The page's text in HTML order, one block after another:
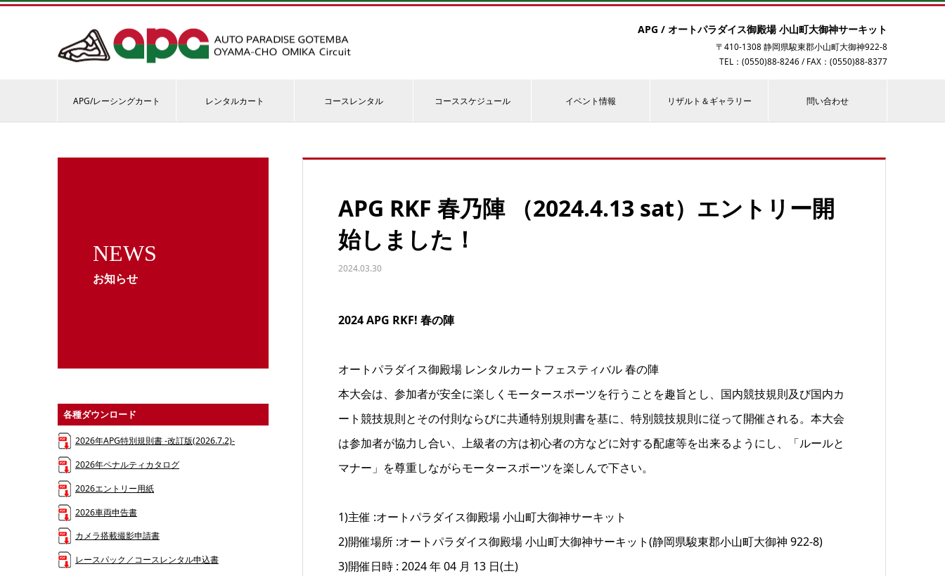
APG / オートパラダイス御殿場 小山町大御神サーキット
〒410-1308 静岡県駿東郡小山町大御神922-8
TEL：(0550)88-8246 / FAX：(0550)88-8377
APG/レーシングカート レンタルカート コースレンタル コーススケジュール イベント情報 リザルト＆ギャラリー 問い合わせ
NEWS
お知らせ
APG RKF 春乃陣 （2024.4.13 sat）エントリー開
始しました！
2024.03.30
2024 APG RKF! 春の陣
オートパラダイス御殿場 レンタルカートフェスティバル 春の陣
本大会は、参加者が安全に楽しくモータースポーツを行うことを趣旨とし、国内競技規則及び国内カ
ート競技規則とその付則ならびに共通特別規則書を基に、特別競技規則に従って開催される。本大会
は参加者が協力し合い、上級者の方は初心者の方などに対する配慮等を出来るようにし、「ルールと
マナー」を尊重しながらモータースポーツを楽しんで下さい。
1)主催 :オートパラダイス御殿場 小山町大御神サーキット
2)開催場所 :オートパラダイス御殿場 小山町大御神サーキット(静岡県駿東郡小山町大御神 922-8)
3)開催日時 : 2024 年 04 月 13 日(土)
各種ダウンロード
2026年APG特別規則書 -改訂版(2026.7.2)-
2026年ペナルティカタログ
2026エントリー用紙
2026車両申告書
カメラ搭載撮影申請書
レースパック／コースレンタル申込書